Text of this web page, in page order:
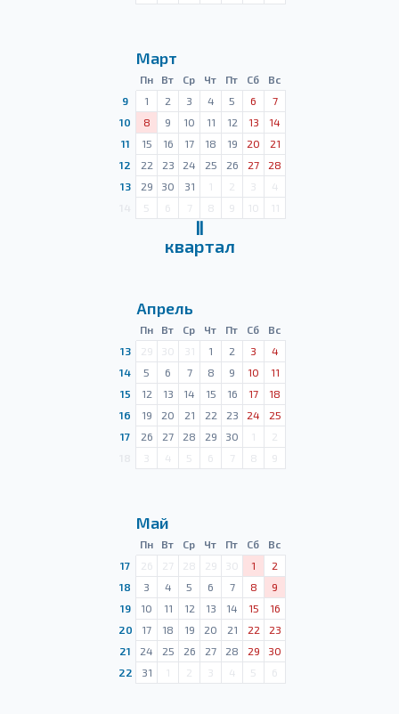
Март
Пн Вт Ср Чт Пт Сб
Вс
9
1 2 3 4 5 6
7
10
8 9 10 11 12 13
14
11
15 16 17 18 19 20
21
12
22 23 24 25 26 27
28
13
29 30 31 1 2 3
4
5 6 7 8 9 10 11
Ⅱ
квартал
Апрель
Пн Вт Ср Чт Пт Сб
Вс
13
29 30 31 1 2 3
4
14
5 6 7 8 9 10
11
15
12 13 14 15 16 17
18
16
19 20 21 22 23 24
25
17
26 27 28 29 30 1
2
3 4 5 6 7 8 9
Май
Пн Вт Ср Чт Пт Сб
Вс
17
26 27 28 29 30 1
2
18
3 4 5 6 7 8
9
19
10 11 12 13 14 15
16
20
17 18 19 20 21 22
23
21
24 25 26 27 28 29
30
22
31 1 2 3 4 5 6